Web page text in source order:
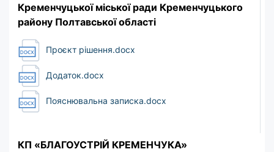
Кременчуцької міської ради Кременчуцького
району Полтавської області
Проєкт рішення.docx
Додаток.docx
Пояснювальна записка.docx
КП «БЛАГОУСТРІЙ КРЕМЕНЧУКА»